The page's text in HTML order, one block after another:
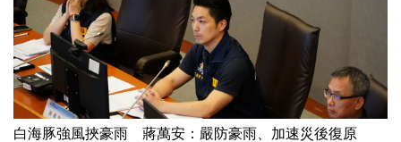
白海豚強風挾豪雨 蔣萬安：嚴防豪雨、加速災後復原